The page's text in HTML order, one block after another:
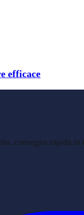
efficace
consegna rapida in